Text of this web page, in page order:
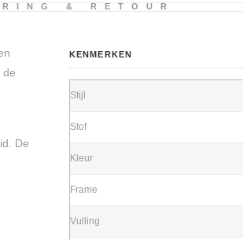
& RETOUR
de
De
KENMERKEN
Stijl
Stof
Kleur
Frame
Vulling